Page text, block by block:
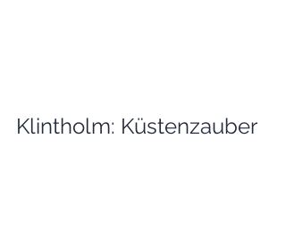
Klintholm: Küstenzauber